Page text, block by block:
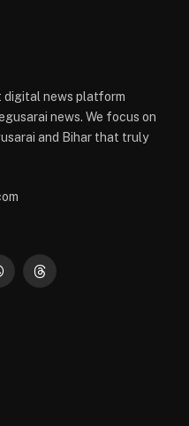
digital news platform
news. We focus on
and Bihar that truly
Threads